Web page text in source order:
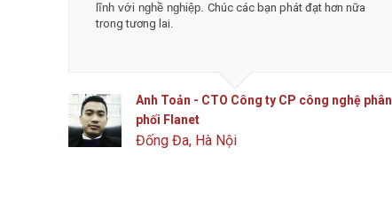
lĩnh với nghề nghiệp.Chúc các bạn phát đạt hơn nữa
trong tương lai.
Anh Toản - CTO Công ty CP công nghệ phân
phối Flanet
Đống Đa, Hà Nội